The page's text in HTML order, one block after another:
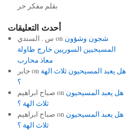
بقلم مفكر حر
أحدث التعليقات
س . السندي on شجون وشؤون
المسيحيين السوريين خارج طاولة
معاذ محارب
جابرon هل يعبد المسيحيون ثلاث الهة
؟
صباح ابراهيمon هل يعبد المسيحيون
ثلاث الهة ؟
صباح ابراهيمon هل يعبد المسيحيون
ثلاث الهة ؟